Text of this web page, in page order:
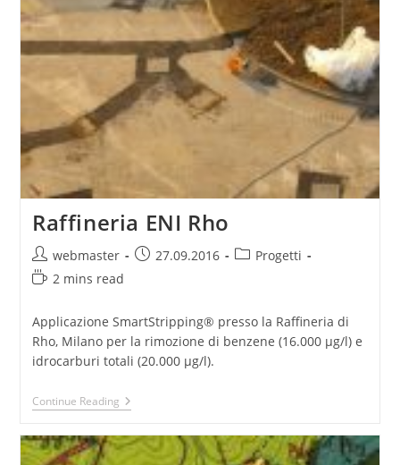
Raffineria ENI Rho
Post
author:
webmaster
Post27.09.2016
PostProgetti
Reading
2 mins read
Applicazione SmartStripping® presso la Raffineria di
Rho, Milano per la rimozione di benzene (16.000 µg/l) e
idrocarburi totali (20.000 µg/l).
Continue ReadingRaffineria
ENI